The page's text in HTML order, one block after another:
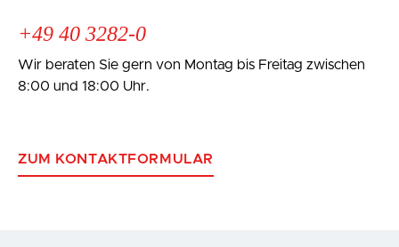
+49 40 3282-0
Wir beraten Sie gern von Montag bis Freitag zwischen
8:00 und 18:00 Uhr.
ZUM KONTAKTFORMULAR